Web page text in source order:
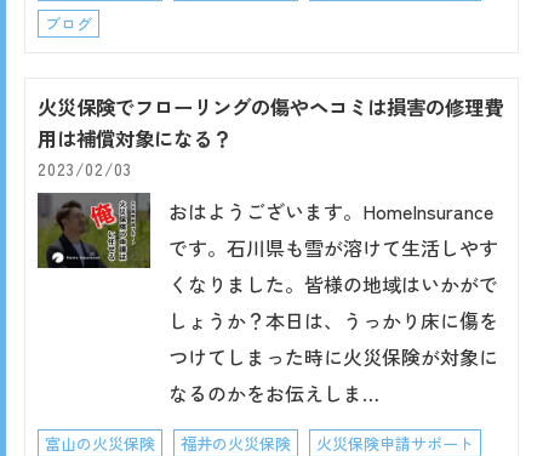
ブログ
火災保険でフローリングの傷やヘコミは損害の修理費
用は補償対象になる？
2023/02/03
おはようございます。HomeInsurance
です。石川県も雪が溶けて生活しやす
くなりました。皆様の地域はいかがで
しょうか？本日は、うっかり床に傷を
つけてしまった時に火災保険が対象に
なるのかをお伝えしま…
富山の火災保険 福井の火災保険
火災保険申請サポート